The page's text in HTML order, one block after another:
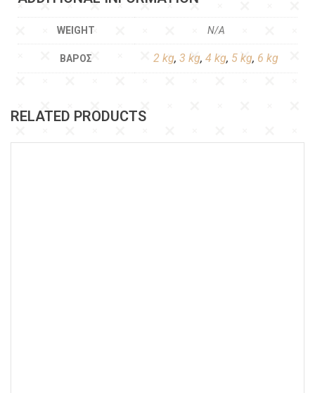
WEIGHT N/A
ΒΆΡΟΣ 2 kg, 3 kg, 4 kg, 5 kg, 6 kg
RELATED PRODUCTS